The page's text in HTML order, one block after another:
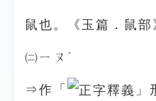
鼠也。《玉篇．鼠部
㈡ㄧㄡˋ
⇒作「